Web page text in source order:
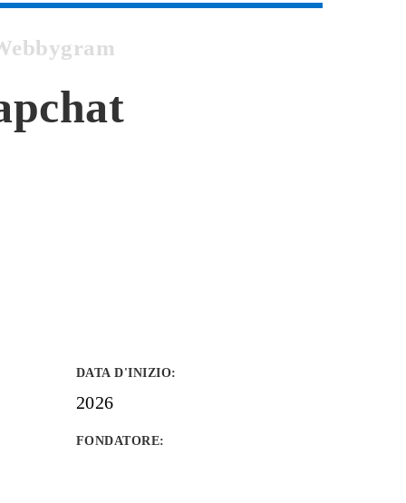
DATA D'INIZIO:
2026
FONDATORE: